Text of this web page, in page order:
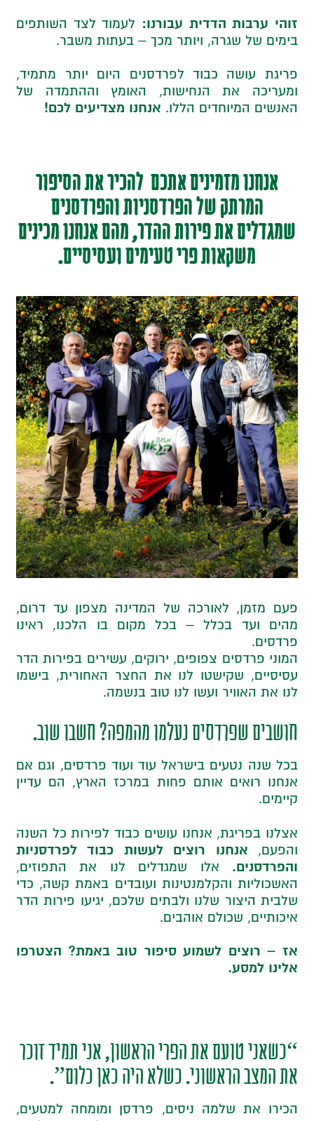
זוהי ערבות הדדית עבורנו: לעמוד לצד השותפים
בימים של שגרה, ויותר מכך – בעתות משבר.
פריגת עושה כבוד לפרדסנים היום יותר מתמיד,
ומעריכה את הנחישות, האומץ וההתמדה של
האנשים המיוחדים הללו. אנחנו מצדיעים לכם!
אנחנו מזמינים אתכם להכיר את הסיפור
המרתק של הפרדסניות והפרדסנים
שמגדלים את פירות ההדר, מהם אנחנו מכינים
משקאות פרי טעימים ועסיסיים.
פעם מזמן, לאורכה של המדינה מצפון עד דרום,
מהים ועד בכלל – בכל מקום בו הלכנו, ראינו
פרדסים.
המוני פרדסים צפופים, ירוקים, עשירים בפירות הדר
עסיסיים, שקישטו לנו את החצר האחורית, בישמו
לנו את האוויר ועשו לנו טוב בנשמה.
חושבים שפרדסים נעלמו מהמפה? חשבו שוב.
בכל שנה נטעים בישראל עוד ועוד פרדסים, וגם אם
אנחנו רואים אותם פחות במרכז הארץ, הם עדיין
קיימים.
אצלנו בפריגת, אנחנו עושים כבוד לפירות כל השנה
והפעם, אנחנו רוצים לעשות כבוד לפרדסניות
והפרדסנים. אלו שמגדלים לנו את התפוזים,
האשכוליות והקלמנטינות ועובדים באמת קשה, כדי
שלבית היצור שלנו ולבתים שלכם, יגיעו פירות הדר
איכותיים, שכולם אוהבים.
אז – רוצים לשמוע סיפור טוב באמת? הצטרפו
אלינו למסע.
“כשאני טועם את הפרי הראשון, אני תמיד זוכר
את המצב הראשוני. כשלא היה כאן כלום”.
הכירו את שלמה ניסים, פרדסן ומומחה למטעים,